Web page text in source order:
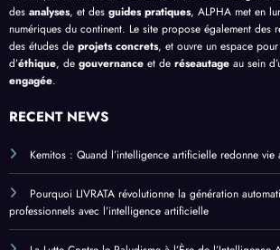
des analyses, et des guides pratiques, ALPHA met en
numériques du continent. Le site propose également des
des études de projets concrets, et ouvre un espace
d’éthique, de gouvernance et de réseautage au sein
engagée.
RECENT NEWS
Kemitos : Quand l’intelligence artificielle redonne vie
Pourquoi LIVRATA révolutionne la génération
professionnels avec l’intelligence artificielle